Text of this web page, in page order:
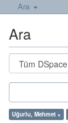
Ara
Ara
Uğurlu, Mehmet ×